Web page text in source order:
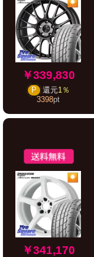
￥339,830
P 還元1％
3398pt
￥341,170